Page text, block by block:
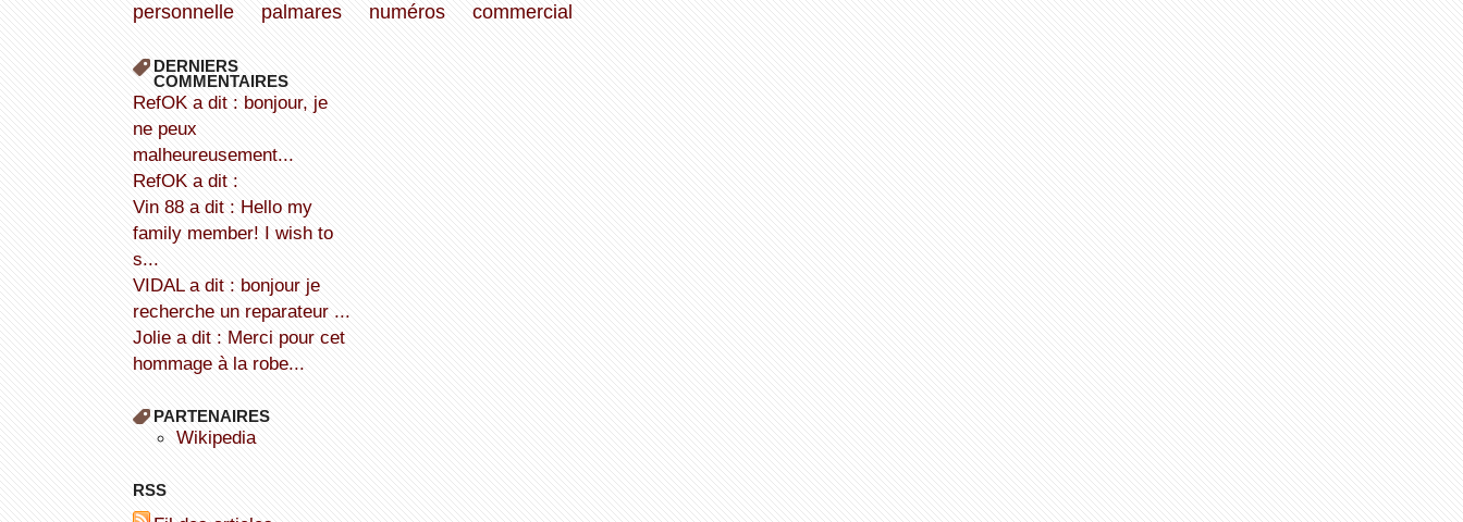
personnelle
palmares numéros commercial
DERNIERS
COMMENTAIRES
refOK a dit : bonjour, je
ne peux
malheureusement...
refOK a dit :
Vin 88 a dit : Hello my
family member! I wish to
s...
VIDAL a dit : bonjour je
recherche un reparateur ...
Jolie a dit : Merci pour cet
hommage à la robe...
PARTENAIRES
wikipedia
RSS